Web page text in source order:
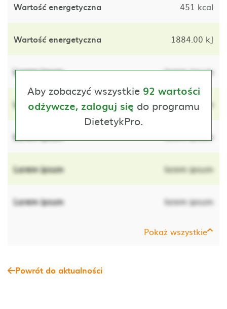
Wartość energetyczna 451 kcal
Wartość energetyczna 1884.00 kJ
Lorem ipsum lorem ipsum
Lorem ipsum lorem ipsum
Lorem ipsum lorem ipsum
Lorem ipsum lorem ipsum
Lorem ipsum lorem ipsum
Pokaż wszystkie
Aby zobaczyć wszystkie 92 wartości
odżywcze, zaloguj się do programu
DietetykPro.
Powrót do aktualności